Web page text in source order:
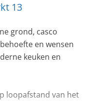
13
grond, casco
en wensen
keuken en
loopafstand van het